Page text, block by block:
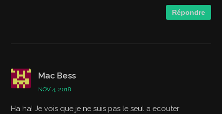
Répondre
Mac Bess
NOV 4, 2018
Ha ha! Je vois que je ne suis pas le seul a ecouter